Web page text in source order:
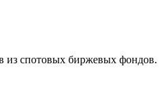
из спотовых биржевых фондов.